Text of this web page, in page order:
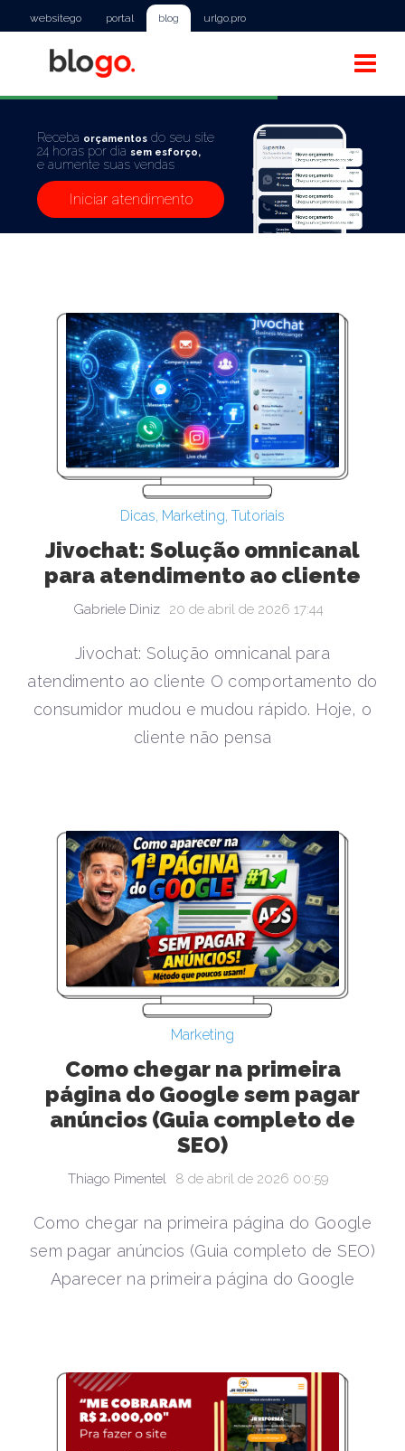
websitego portal blog urlgo.pro
Receba orçamentos do seu site
24 horas por dia sem esforço,
e aumente suas vendas
Iniciar atendimento
Dicas, Marketing, Tutoriais
Jivochat: Solução omnicanal
para atendimento ao cliente
Gabriele Diniz 20 de abril de 2026 17:44
Jivochat: Solução omnicanal para
atendimento ao cliente O comportamento do
consumidor mudou e mudou rápido. Hoje, o
cliente não pensa
Marketing
Como chegar na primeira
página do Google sem pagar
anúncios (Guia completo de
SEO)
Thiago Pimentel 8 de abril de 2026 00:59
Como chegar na primeira página do Google
sem pagar anúncios (Guia completo de SEO)
Aparecer na primeira página do Google